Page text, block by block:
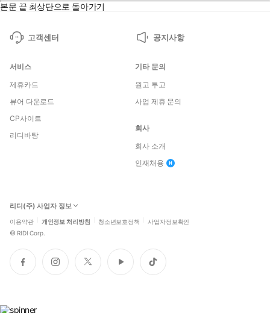
본문 끝 최상단으로 돌아가기
고객센터 공지사항
서비스
제휴카드
뷰어 다운로드
CP사이트
리디바탕
기타 문의
원고 투고
사업 제휴 문의
회사
회사 소개
인재채용
리디(주) 사업자 정보
이용약관 개인정보 처리방침 청소년보호정책 사업자정보확인
© RIDI Corp.
페
이
인
스
트
위
유
튜
틱
톡